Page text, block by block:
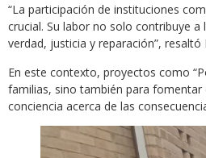
“La participación de instituciones
crucial. Su labor no solo contribuye
verdad, justicia y reparación”,
En este contexto, proyectos como
familias, sino también para fomentar
conciencia acerca de las